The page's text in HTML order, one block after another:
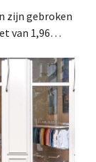
zijn gebroken
van 1,96
start
voor het